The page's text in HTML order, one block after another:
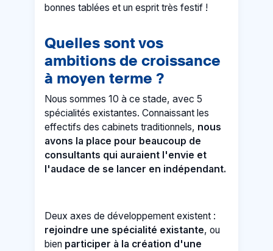
bonnes tablées et un esprit très festif !
Quelles sont vos
ambitions de croissance
à moyen terme ?
Nous sommes 10 à ce stade, avec 5
spécialités existantes. Connaissant les
effectifs des cabinets traditionnels, nous
avons la place pour beaucoup de
consultants qui auraient l'envie et
l'audace de se lancer en indépendant.
Deux axes de développement existent :
rejoindre une spécialité existante, ou
bien participer à la création d'une